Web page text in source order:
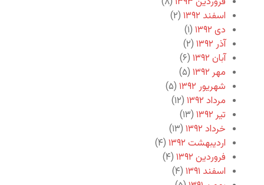
اسفند ۱۳۹۲
(۲)
دی ۱۳۹۲
(۱)
آذر ۱۳۹۲
(۲)
آبان ۱۳۹۲
(۶)
مهر ۱۳۹۲
(۵)
شهریور ۱۳۹۲
(۵)
مرداد ۱۳۹۲
(۱۲)
تیر ۱۳۹۲
(۱۳)
خرداد ۱۳۹۲
(۱۳)
اردیبهشت ۱۳۹۲
(۴)
فروردین ۱۳۹۲
(۴)
اسفند ۱۳۹۱
(۴)